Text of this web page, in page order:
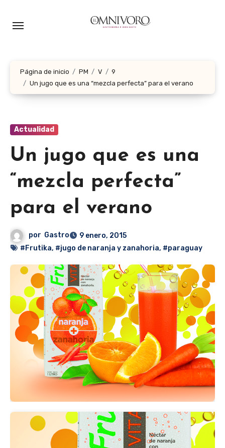
Página de inicio PM V
9
Un jugo que es una “mezcla perfecta” para el verano
Actualidad
Un jugo que es una
“mezcla perfecta”
para el verano
por Gastro
9 enero, 2015
#Frutika, #jugo de naranja y zanahoria, #paraguay